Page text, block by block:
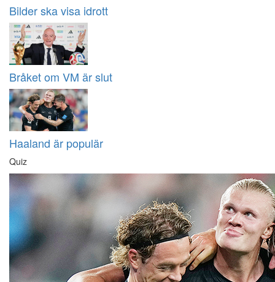
Bilder ska visa idrott
Bråket om VM är slut
Haaland är populär
Quiz